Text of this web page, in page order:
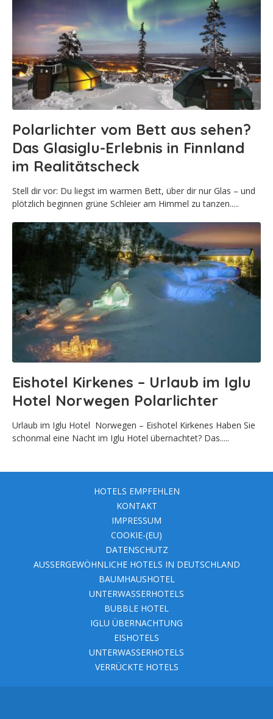
Polarlichter vom Bett aus sehen?
Das Glasiglu-Erlebnis in Finnland
im Realitätscheck
Stell dir vor: Du liegst im warmen Bett, über dir nur Glas – und
plötzlich beginnen grüne Schleier am Himmel zu tanzen.....
Eishotel Kirkenes – Urlaub im Iglu
Hotel Norwegen Polarlichter
Urlaub im Iglu Hotel Norwegen – Eishotel Kirkenes Haben Sie
schonmal eine Nacht im Iglu Hotel übernachtet? Das.....
HOTELS EMPFEHLEN
KONTAKT
IMPRESSUM
COOKIE-(EU)
DATENSCHUTZ
AUSSERGEWÖHNLICHE HOTELS IN DEUTSCHLAND
BAUMHAUSHOTEL
UNTERWASSERHOTELS
BUBBLE HOTEL
IGLU ÜBERNACHTUNG
EISHOTELS
UNTERWASSERHOTELS
VERRÜCKTE HOTELS